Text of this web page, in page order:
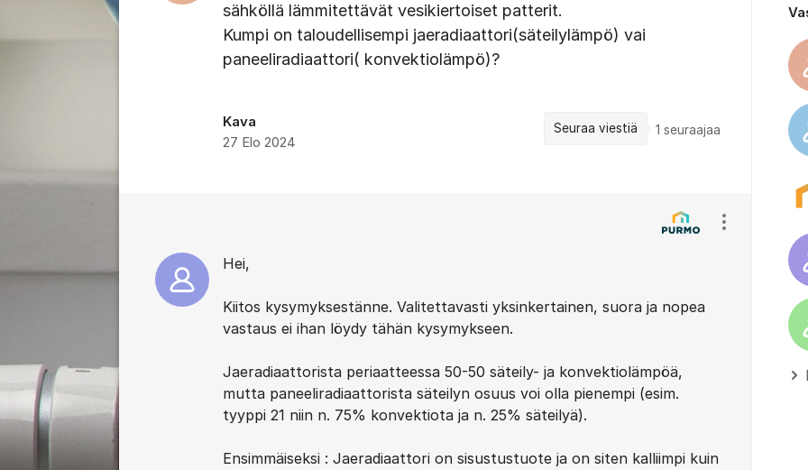
sähköllä lämmitettävät vesikiertoiset patterit.
Kumpi on taloudellisempi jaeradiaattori(säteilylämpö) vai
paneeliradiaattori( konvektiolämpö)?
Kava
27 Elo 2024
Seuraa viestiä 1 seuraajaa
Hei,
Kiitos kysymyksestänne. Valitettavasti yksinkertainen, suora ja nopea
vastaus ei ihan löydy tähän kysymykseen.
Jaeradiaattorista periaatteessa 50-50 säteily- ja konvektiolämpöä,
mutta paneeliradiaattorista säteilyn osuus voi olla pienempi (esim.
tyyppi 21 niin n. 75% konvektiota ja n. 25% säteilyä).
Ensimmäiseksi : Jaeradiaattori on sisustustuote ja on siten kalliimpi kuin
Näytä/piilota